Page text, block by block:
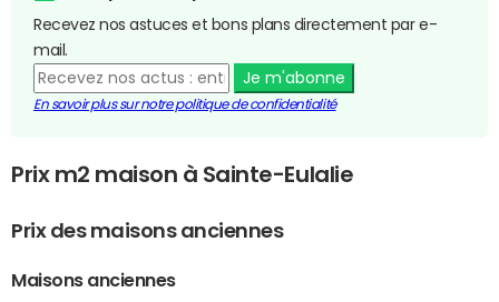
Recevez nos astuces et bons plans directement par e-
mail.
Je m'abonne
En savoir plus sur notre politique de confidentialité
Prix m2 maison à Sainte-Eulalie
Prix des maisons anciennes
Maisons anciennes